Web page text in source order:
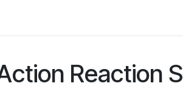
Reaction